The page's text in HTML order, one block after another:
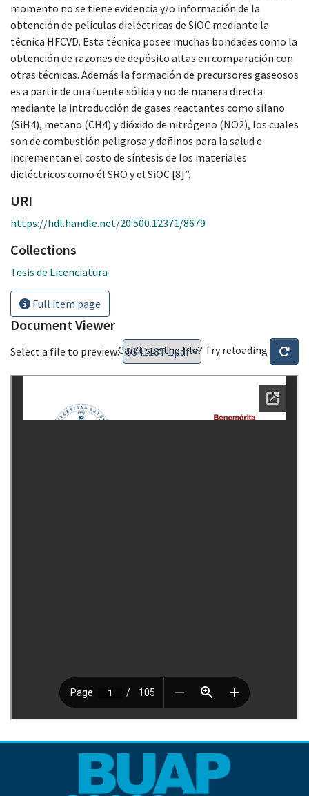
momento no se tiene evidencia y/o información de la
obtención de películas dieléctricas de SiOC mediante la
técnica HFCVD. Esta técnica posee muchas bondades como la
obtención de razones de depósito altas en comparación con
otras técnicas. Además la formación de precursores gaseosos
es a partir de una fuente sólida y no de manera directa
mediante la introducción de gases reactantes como silano
(SiH4), metano (CH4) y dióxido de nitrógeno (NO2), los cuales
son de combustión peligrosa y dañinos para la salud e
incrementan el costo de síntesis de los materiales
dieléctricos como él SRO y el SiOC [8]”.
URI
https://hdl.handle.net/20.500.12371/8679
Collections
Tesis de Licenciatura
Full item page
Document Viewer
Select a file to preview:Can't see the file? Try reloading